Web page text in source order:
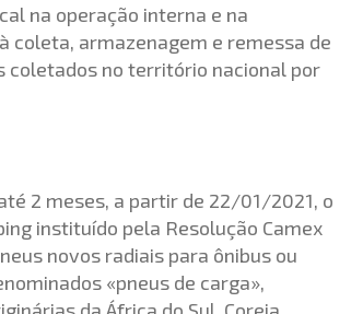
na operação interna e na
armazenagem e remessa de
coletados no território nacional por
2 meses, a partir de 22/01/2021, o
instituído pela Resolução Camex
novos radiais para ônibus ou
«pneus de carga»,